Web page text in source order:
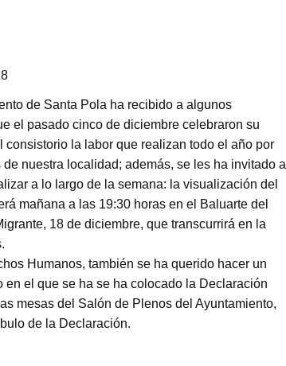
de Santa Pola ha recibido a algunos
el pasado cinco de diciembre celebraron su
la labor que realizan todo el año por
nuestra localidad; además, se les ha invitado a
a lo largo de la semana: la visualización del
mañana a las 19:30 horas en el Baluarte del
18 de diciembre, que transcurrirá en la
Humanos, también se ha querido hacer un
el que se ha se ha colocado la Declaración
mesas del Salón de Plenos del Ayuntamiento,
de la Declaración.